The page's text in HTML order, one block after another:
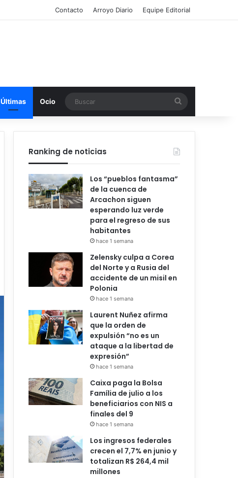
Contacto Arroyo Diario Equipe Editorial
Últimas Ocio
Ranking de noticias
Los “pueblos fantasma”
de la cuenca de
Arcachon siguen
esperando luz verde
para el regreso de sus
habitantes
hace 1 semana
Zelensky culpa a Corea
del Norte y a Rusia del
accidente de un misil en
Polonia
hace 1 semana
Laurent Nuñez afirma
que la orden de
expulsión “no es un
ataque a la libertad de
expresión”
hace 1 semana
Caixa paga la Bolsa
Família de julio a los
beneficiarios con NIS a
finales del 9
hace 1 semana
Los ingresos federales
crecen el 7,7% en junio y
totalizan R$ 264,4 mil
millones